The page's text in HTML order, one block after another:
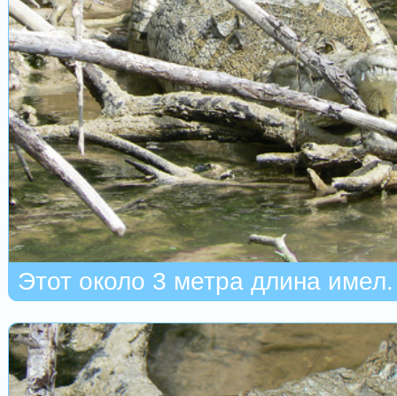
Этот около 3 метра длина имел.